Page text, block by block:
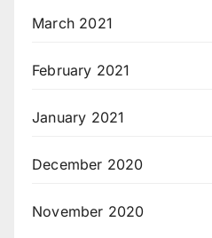
March 2021
February 2021
January 2021
December 2020
November 2020